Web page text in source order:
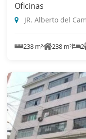
Oficinas
JR. Alberto del
238 m² 238 m² 2